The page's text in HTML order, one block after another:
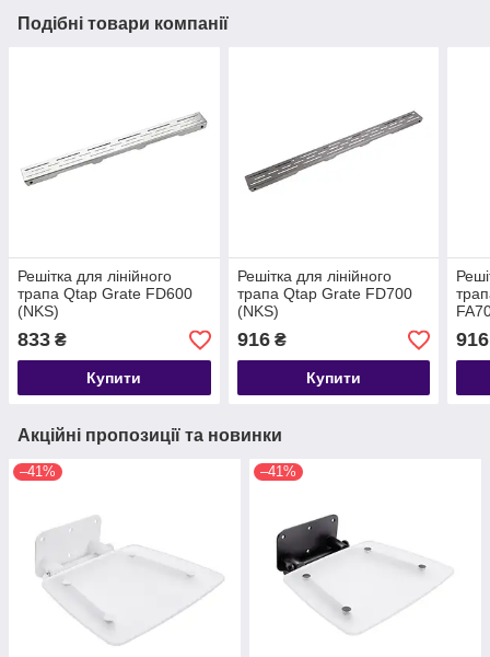
Подібні товари компанії
Решітка для лінійного
трапа Qtap Grate FD600
(NKS)
833 ₴
Купити
Решітка для лінійного
трапа Qtap Grate FD700
(NKS)
916₴
Купити
916
Акційні пропозиції та новинки
–41% –41%